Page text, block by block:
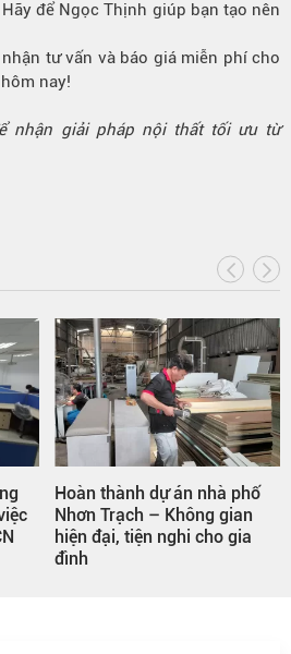
để Ngọc Thịnh giúp bạn tạo nên
tư vấn và báo giá miễn phí cho
nay!
nhận giải pháp nội thất tối ưu từ
Hoàn thành dự án nhà phố
Nhơn Trạch – Không gian
hiện đại, tiện nghi cho gia
đình